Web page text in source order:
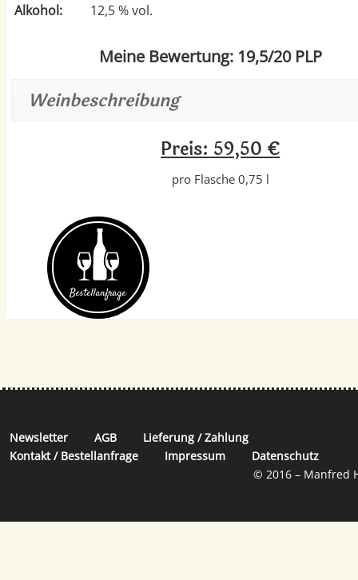
Alkohol:
12,5 % vol.
Meine Bewertung: 19,5/20 PLP
Weinbeschreibung
Preis: 59,50 €
pro Flasche 0,75 l
Bestell­anfrage
Newsletter AGB
Lieferung / Zahlung
Kontakt / Bestellanfrage
Impressum
Datenschutz
© 2016 – Manfred